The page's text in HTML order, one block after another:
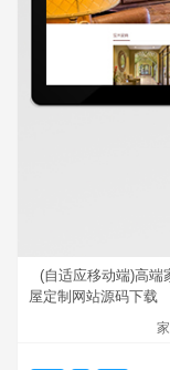
(自适应移动端)高端
屋定制网站源码下载